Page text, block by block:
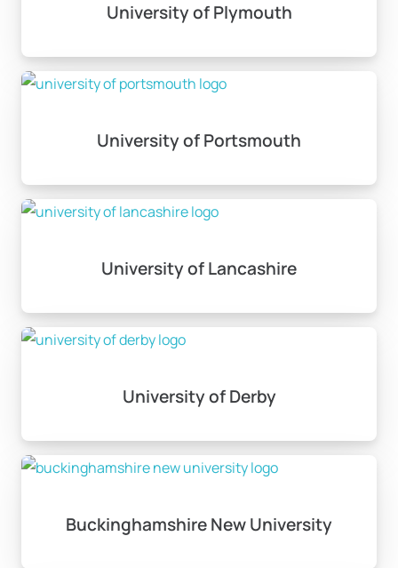
University of Plymouth
University of Portsmouth
University of Lancashire
University of Derby
Buckinghamshire New University